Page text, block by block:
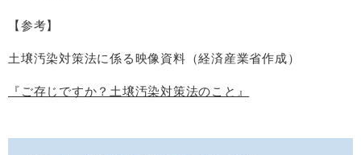
【参考】
土壌汚染対策法に係る映像資料（経済産業省作成）
『ご存じですか？土壌汚染対策法のこと』